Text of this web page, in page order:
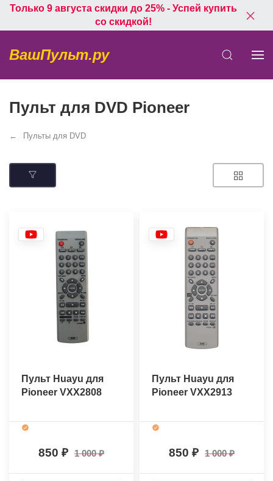
Только 9 августа скидки до 25% - Успей купить
со скидкой!
ВашПульт.ру
Пульт для DVD Pioneer
Пульты для DVD
Пульт Huayu для
Pioneer VXX2808
850 1 000
Пульт Huayu для
Pioneer VXX2913
850 1 000